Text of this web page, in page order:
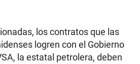
los contratos que las
logren con el Gobierno
la estatal petrolera, deben